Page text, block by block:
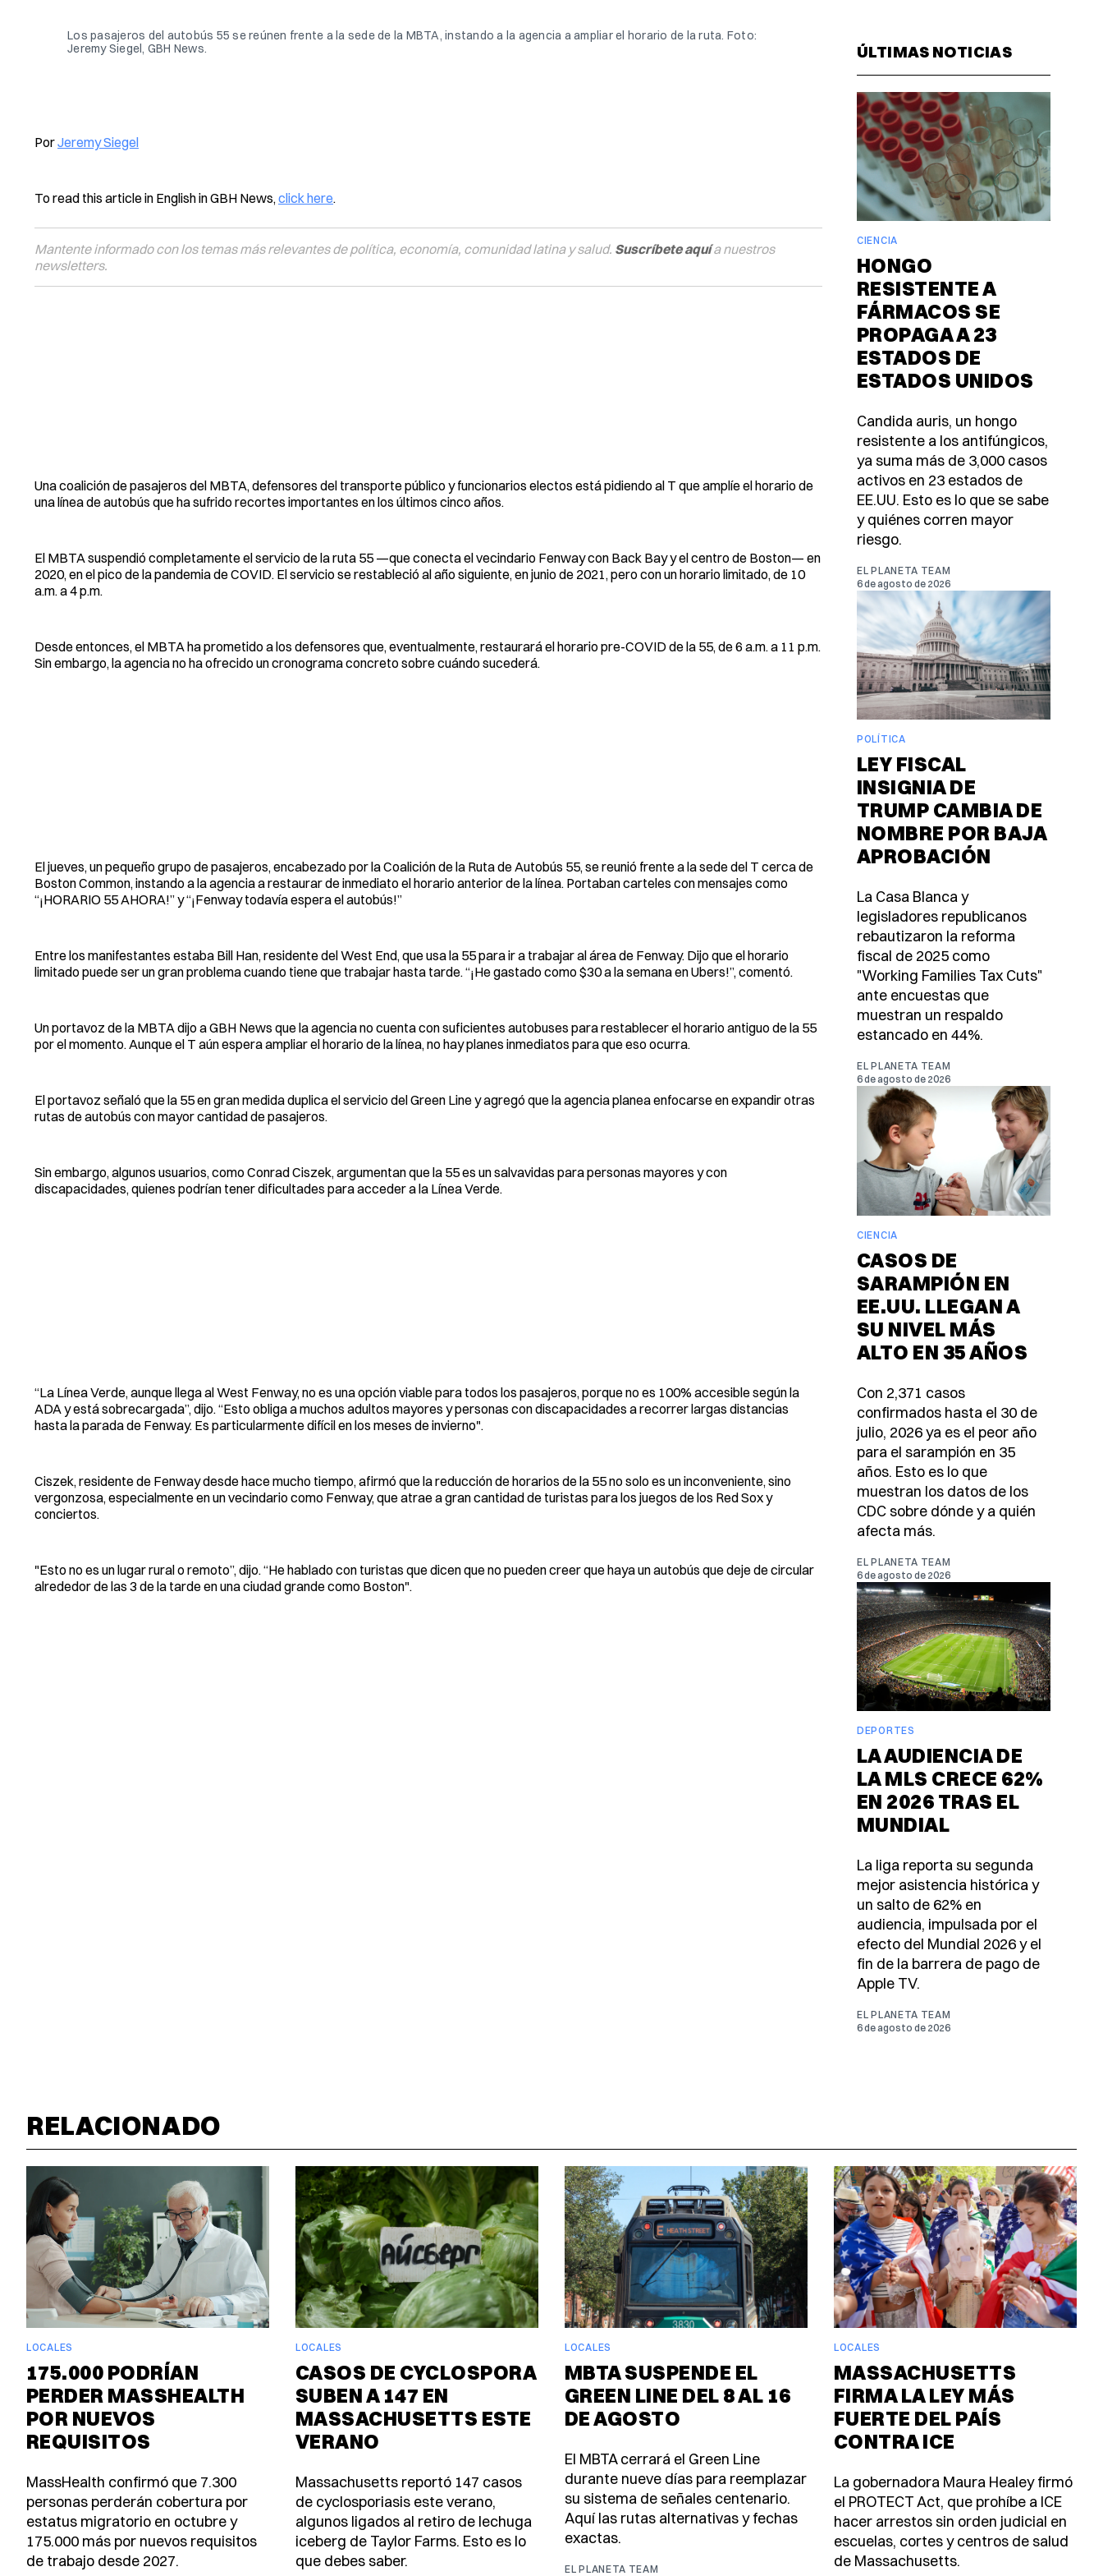
Los pasajeros del autobús 55 se reúnen frente a la sede de la MBTA, instando a la agencia a ampliar el horario de la ruta. Foto:
Jeremy Siegel, GBH News.
PorJeremy Siegel
To read this article in English in GBH News, click here.
Mantente informado con los temas más relevantes de política, economía, comunidad latina y salud. Suscríbete aquía nuestros
newsletters.
Una coalición de pasajeros del MBTA, defensores del transporte público y funcionarios electos está pidiendo al T que amplíe el horario de
una línea de autobús que ha sufrido recortes importantes en los últimos cinco años.
El MBTA suspendió completamente el servicio de la ruta 55 —que conecta el vecindario Fenway con Back Bay y el centro de Boston— en
2020, en el pico de la pandemia de COVID. El servicio se restableció al año siguiente, en junio de 2021, pero con un horario limitado, de 10
a.m. a 4 p.m.
Desde entonces, el MBTA ha prometido a los defensores que, eventualmente, restaurará el horario pre-COVID de la 55, de 6 a.m. a 11 p.m.
Sin embargo, la agencia no ha ofrecido un cronograma concreto sobre cuándo sucederá.
El jueves, un pequeño grupo de pasajeros, encabezado por la Coalición de la Ruta de Autobús 55, se reunió frente a la sede del T cerca de
Boston Common, instando a la agencia a restaurar de inmediato el horario anterior de la línea. Portaban carteles con mensajes como
“¡HORARIO 55 AHORA!” y “¡Fenway todavía espera el autobús!”
Entre los manifestantes estaba Bill Han, residente del West End, que usa la 55 para ir a trabajar al área de Fenway. Dijo que el horario
limitado puede ser un gran problema cuando tiene que trabajar hasta tarde. “¡He gastado como $30 a la semana en Ubers!”, comentó.
Un portavoz de la MBTA dijo a GBH News que la agencia no cuenta con suficientes autobuses para restablecer el horario antiguo de la 55
por el momento. Aunque el T aún espera ampliar el horario de la línea, no hay planes inmediatos para que eso ocurra.
El portavoz señaló que la 55 en gran medida duplica el servicio del Green Line y agregó que la agencia planea enfocarse en expandir otras
rutas de autobús con mayor cantidad de pasajeros.
Sin embargo, algunos usuarios, como Conrad Ciszek, argumentan que la 55 es un salvavidas para personas mayores y con
discapacidades, quienes podrían tener dificultades para acceder a la Línea Verde.
“La Línea Verde, aunque llega al West Fenway, no es una opción viable para todos los pasajeros, porque no es 100% accesible según la
ADA y está sobrecargada”, dijo. “Esto obliga a muchos adultos mayores y personas con discapacidades a recorrer largas distancias
hasta la parada de Fenway. Es particularmente difícil en los meses de invierno".
Ciszek, residente de Fenway desde hace mucho tiempo, afirmó que la reducción de horarios de la 55 no solo es un inconveniente, sino
vergonzosa, especialmente en un vecindario como Fenway, que atrae a gran cantidad de turistas para los juegos de los Red Sox y
conciertos.
"Esto no es un lugar rural o remoto”, dijo. “He hablado con turistas que dicen que no pueden creer que haya un autobús que deje de circular
alrededor de las 3 de la tarde en una ciudad grande como Boston".
ÚLTIMAS NOTICIAS
CIENCIA
HONGO
RESISTENTE A
FÁRMACOS SE
PROPAGA A 23
ESTADOS DE
ESTADOS UNIDOS
Candida auris, un hongo
resistente a los antifúngicos,
ya suma más de 3,000 casos
activos en 23 estados de
EE.UU. Esto es lo que se sabe
y quiénes corren mayor
riesgo.
EL PLANETA TEAM
6 de agosto de 2026
POLÍTICA
LEY FISCAL
INSIGNIA DE
TRUMP CAMBIA DE
NOMBRE POR BAJA
APROBACIÓN
La Casa Blanca y
legisladores republicanos
rebautizaron la reforma
fiscal de 2025 como
"Working Families Tax Cuts"
ante encuestas que
muestran un respaldo
estancado en 44%.
EL PLANETA TEAM
6 de agosto de 2026
CIENCIA
CASOS DE
SARAMPIÓN EN
EE.UU. LLEGAN A
SU NIVEL MÁS
ALTO EN 35 AÑOS
Con 2,371 casos
confirmados hasta el 30 de
julio, 2026 ya es el peor año
para el sarampión en 35
años. Esto es lo que
muestran los datos de los
CDC sobre dónde y a quién
afecta más.
EL PLANETA TEAM
6 de agosto de 2026
DEPORTES
LA AUDIENCIA DE
LA MLS CRECE 62%
EN 2026 TRAS EL
MUNDIAL
La liga reporta su segunda
mejor asistencia histórica y
un salto de 62% en
audiencia, impulsada por el
efecto del Mundial 2026 y el
fin de la barrera de pago de
Apple TV.
EL PLANETA TEAM
6 de agosto de 2026
RELACIONADO
LOCALES
175.000 PODRÍAN
PERDER MASSHEALTH
POR NUEVOS
REQUISITOS
MassHealth confirmó que 7.300
personas perderán cobertura por
estatus migratorio en octubre y
175.000 más por nuevos requisitos
de trabajo desde 2027.
LOCALES
CASOS DE CYCLOSPORA
SUBEN A 147 EN
MASSACHUSETTS ESTE
VERANO
Massachusetts reportó 147 casos
de cyclosporiasis este verano,
algunos ligados al retiro de lechuga
iceberg de Taylor Farms. Esto es lo
que debes saber.
LOCALES
MBTA SUSPENDE EL
GREEN LINE DEL 8 AL 16
DE AGOSTO
El MBTA cerrará el Green Line
durante nueve días para reemplazar
su sistema de señales centenario.
Aquí las rutas alternativas y fechas
exactas.
EL PLANETA TEAM
LOCALES
MASSACHUSETTS
FIRMA LA LEY MÁS
FUERTE DEL PAÍS
CONTRA ICE
La gobernadora Maura Healey firmó
el PROTECT Act, que prohíbe a ICE
hacer arrestos sin orden judicial en
escuelas, cortes y centros de salud
de Massachusetts.